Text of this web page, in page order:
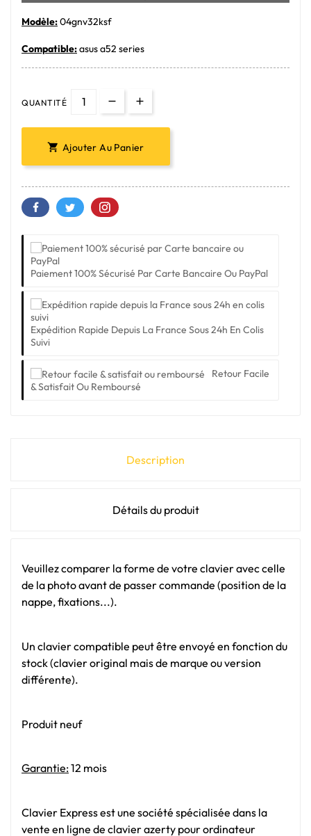
Modèle:04gnv32ksf
Compatible:asus a52 series
QUANTITÉ
 Ajouter Au Panier
Paiement 100% Sécurisé Par Carte Bancaire Ou PayPal
Expédition Rapide Depuis La France Sous 24h En Colis
Suivi
Retour Facile
& Satisfait Ou Remboursé
Description
Détails du produit
Veuillez comparer la forme de votre clavier avec celle
de la photo avant de passer commande (position de la
nappe, fixations...).
Un clavier compatible peut être envoyé en fonction du
stock (clavier original mais de marque ou version
différente).
Produit neuf
Garantie:12 mois
Clavier Express est une société spécialisée dans la
vente en ligne de clavier azerty pour ordinateur